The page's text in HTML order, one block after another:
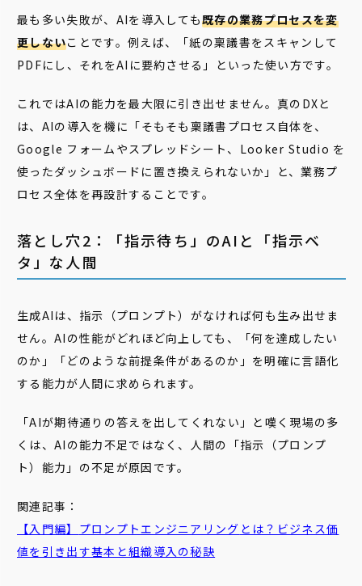
最も多い失敗が、AIを導入しても既存の業務プロセスを変
更しないことです。例えば、「紙の稟議書をスキャンして
PDFにし、それをAIに要約させる」といった使い方です。
これではAIの能力を最大限に引き出せません。真のDXと
は、AIの導入を機に「そもそも稟議書プロセス自体を、
Google フォームやスプレッドシート、Looker Studio を
使ったダッシュボードに置き換えられないか」と、業務プ
ロセス全体を再設計することです。
落とし穴2：「指示待ち」のAIと「指示ベ
タ」な人間
生成AIは、指示（プロンプト）がなければ何も生み出せま
せん。AIの性能がどれほど向上しても、「何を達成したい
のか」「どのような前提条件があるのか」を明確に言語化
する能力が人間に求められます。
「AIが期待通りの答えを出してくれない」と嘆く現場の多
くは、AIの能力不足ではなく、人間の「指示（プロンプ
ト）能力」の不足が原因です。
関連記事：
【入門編】 プロンプトエンジニアリング とは？ビジネス価
値を引き出す基本と組織導入の秘訣